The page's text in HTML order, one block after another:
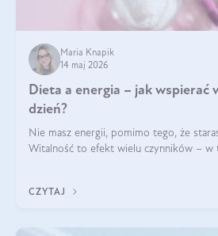
Maria Knapik
14 maj 2026
Dieta a energia – jak wspierać
dzień?
Nie masz energii, pomimo tego, że
Witalność to efekt wielu czynników – w
CZYTAJ